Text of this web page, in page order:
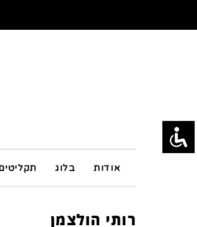
אודות בלוג
רותי הולצמן